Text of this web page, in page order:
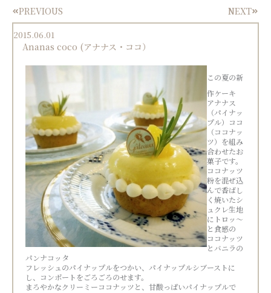
PrevPREVIOUS NEXTNext
2015.06.01
Ananas coco (アナナス・ココ）
この夏の新
作ケーキ
アナナス
（パイナッ
プル）ココ
（ココナッ
ツ）を組み
合わせたお
菓子です。
ココナッツ
粉を混ぜ込
んで香ばし
く焼いたシ
ュクレ生地
にトロッ～
と食感の
ココナッツ
とバニラの
パンナコッタ
フレッシュのパイナップルをつかい、パイナップルシブーストに
し、コンポートをごろごろのせます。
まろやかなクリーミーココナッツと、甘酸っぱいパイナップルで